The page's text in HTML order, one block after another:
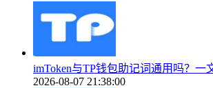
imToken与TP钱包助记词通用吗？
2026-08-07 21:38:00